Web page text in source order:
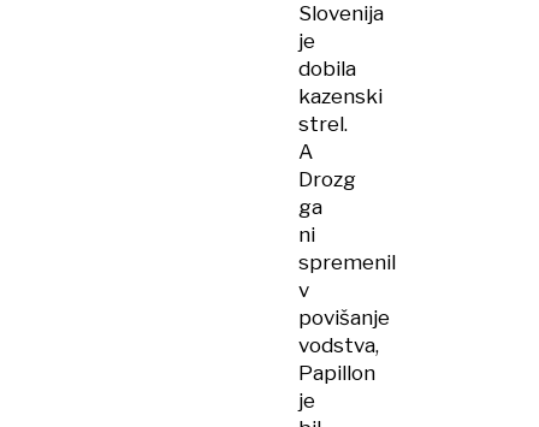
Slovenija
je
dobila
kazenski
strel.
A
Drozg
ga
ni
spremenil
v
povišanje
vodstva,
Papillon
je